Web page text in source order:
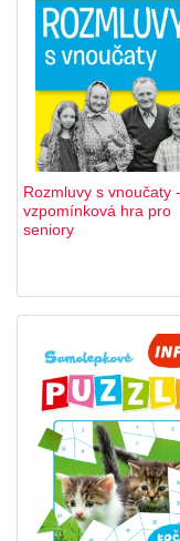
Rozmluvy s vnoučaty -
vzpomínková hra pro
seniory